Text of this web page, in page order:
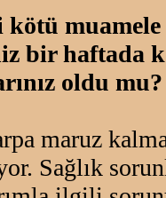
muamele
bir haftada
oldu mu?
maruz
Sağlık